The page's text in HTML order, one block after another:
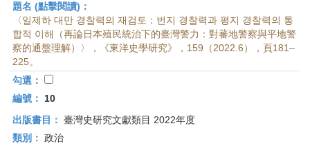
題名 (點擊閱讀)：
〈일제하 대만 경찰력의 재검토：번지 경찰력과 평지 경찰력의 통
합적 이해（再論日本殖民統治下的臺灣警力：對蕃地警察與平地警
察的通盤理解）〉，《東洋史學研究》，159（2022.6），頁181–
225。
勾選：
編號：
10
出版書目： 臺灣史研究文獻類目 2022年度
類別： 政治